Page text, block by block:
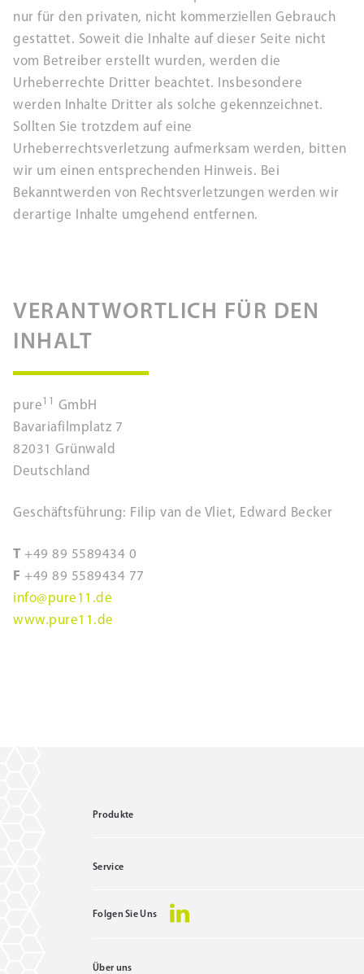
nur für den privaten, nicht kommerziellen Gebrauch
gestattet. Soweit die Inhalte auf dieser Seite nicht
vom Betreiber erstellt wurden, werden die
Urheberrechte Dritter beachtet. Insbesondere
werden Inhalte Dritter als solche gekennzeichnet.
Sollten Sie trotzdem auf eine
Urheberrechtsverletzung aufmerksam werden, bitten
wir um einen entsprechenden Hinweis. Bei
Bekanntwerden von Rechtsverletzungen werden wir
derartige Inhalte umgehend entfernen.
VERANTWORTLICH FÜR DEN
INHALT
pure11
GmbH
Bavariafilmplatz 7
82031 Grünwald
Deutschland
Geschäftsführung: Filip van de Vliet, Edward Becker
T +49 89 5589434 0
F +49 89 5589434 77
info@pure11.de
www.pure11.de
Produkte
Service
Folgen Sie Uns
Über uns